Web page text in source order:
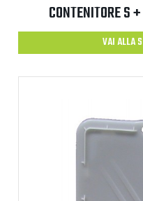
CONTENITORE S
VAI ALLA